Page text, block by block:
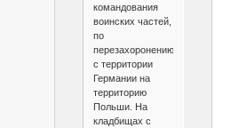
командования
воинских частей,
по
перезахоронению
с территории
Германии на
территорию
Польши. На
кладбищах с